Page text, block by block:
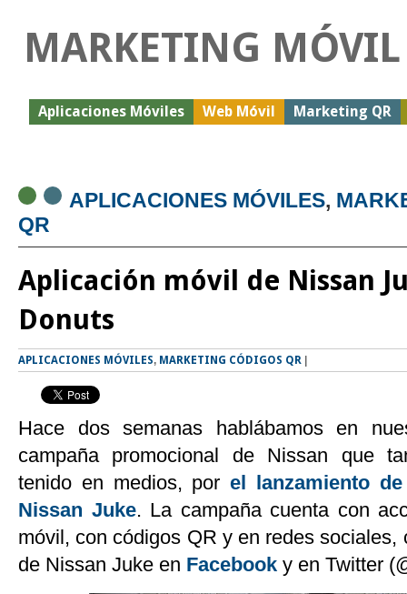
MARKETING MÓVIL
Aplicaciones Móviles Web Móvil Marketing QR
APLICACIONES MÓVILES,
QR
Aplicación móvil de Nissan
Donuts
APLICACIONES MÓVILES, MARKETING CÓDIGOS QR
Hace dos semanas hablábamos en
campaña promocional de Nissan que
tenido en medios, porel lanzamiento
Nissan Juke. La campaña cuenta con
móvil, con códigos QR y en redes sociales,
de Nissan Juke en Facebook y en Twitter